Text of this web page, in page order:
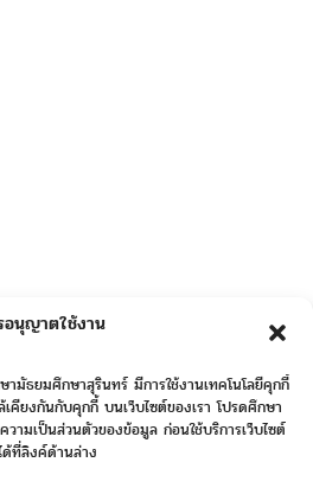
อนุญาตใช้งาน
ามัธยมศึกษาสุรินทร์ มีการใช้งานเทคโนโลยีคุกกี้
คียงกันกับคุกกี้ บนเว็บไซต์ของเรา โปรดศึกษา
วามเป็นส่วนตัวของข้อมูล ก่อนใช้บริการเว็บไซต์
ด้ที่ลิงค์ด้านล่าง